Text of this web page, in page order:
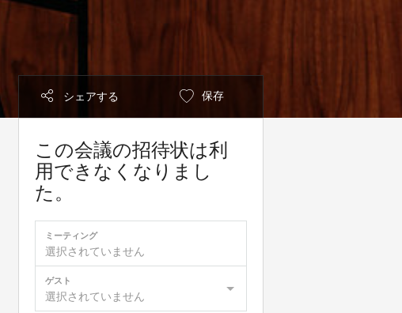
シェアする 保存
この会議の招待状は利
用できなくなりまし
た。
ミーティング
選択されていません
ゲスト
選択されていません